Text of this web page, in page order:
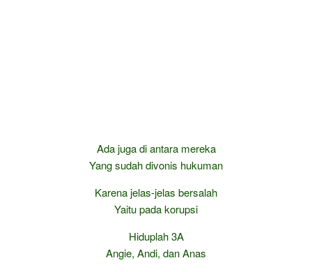
Ada juga di antara mereka
Yang sudah divonis hukuman
Karena jelas-jelas bersalah
Yaitu pada korupsi
Hiduplah 3A
Angie, Andi, dan Anas